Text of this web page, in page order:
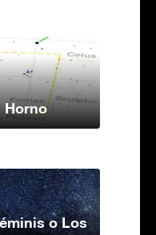
Horno
o Los